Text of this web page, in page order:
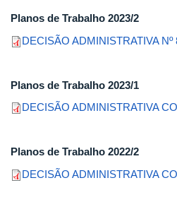
Planos de Trabalho 2023/2
DECISÃO ADMINISTRATIVA Nº
Planos de Trabalho 2023/1
DECISÃO ADMINISTRATIVA
Planos de Trabalho 2022/2
DECISÃO ADMINISTRATIVA